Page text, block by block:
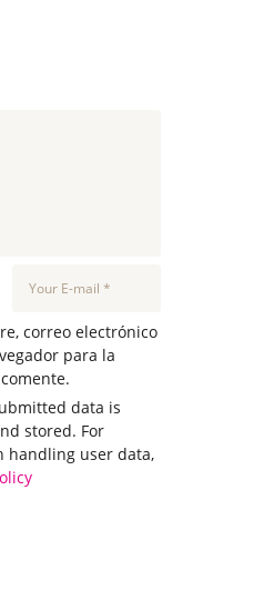
correo electrónico
para la
data is
stored. For
handling user data,